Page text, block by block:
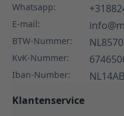
Whatsapp:
E-mail:
BTW-Nummer:
KvK-Nummer:
Iban-Number:
Klantenservice